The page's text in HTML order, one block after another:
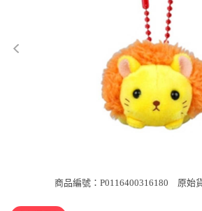
商品編號：P0116400316180 原始